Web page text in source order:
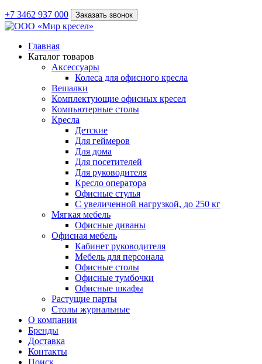
+7 3462 937 000 Заказать звонок
Главная
Каталог товаров
Аксессуары
Колеса для офисного кресла
Вешалки
Комплектующие офисных кресел
Компьютерные столы
Кресла
Детские
Для геймеров
Для дома
Для посетителей
Для руководителя
Кресло оператора
Офисные стулья
С увеличенной нагрузкой, до 250 кг
Мягкая мебель
Офисные диваны
Офисная мебель
Кабинет руководителя
Мебель для персонала
Офисные столы
Офисные тумбочки
Офисные шкафы
Растущие парты
Столы журнальные
О компании
Бренды
Доставка
Контакты